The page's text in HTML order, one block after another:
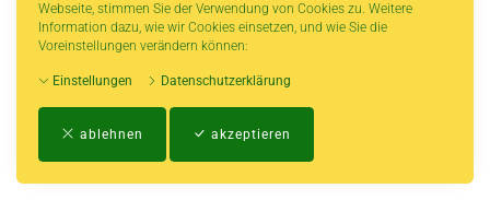
Webseite, stimmen Sie der Verwendung von Cookies zu. Weitere
Information dazu, wie wir Cookies einsetzen, und wie Sie die
Voreinstellungen verändern können:
Einstellungen Datenschutzerklärung
ablehnen akzeptieren
entnehmen Sie bitte der Schaltfläche mit den Versandinformationen.
Impressum-AGB-Zahlungs- und Versandbedingungen
Biozertifikat
Widerrufsrecht Datenschutzerklärung